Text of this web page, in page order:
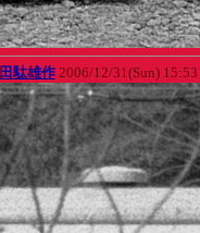
田駄雄作2006/12/31(Sun) 15:53